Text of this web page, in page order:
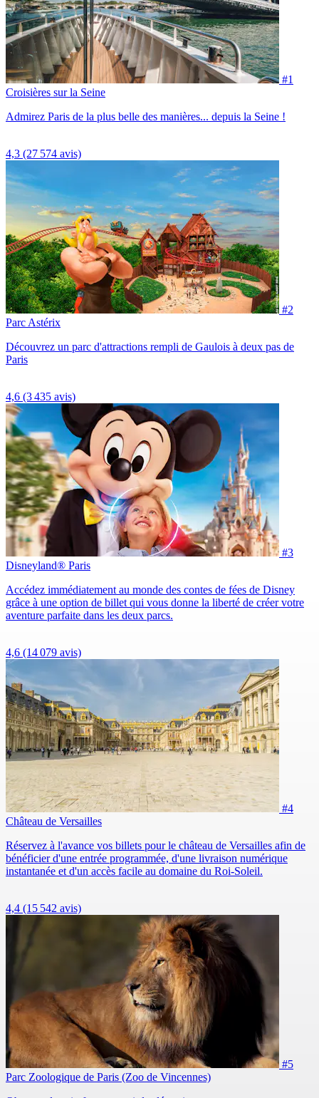
#1
Croisières sur la Seine
Admirez Paris de la plus belle des manières... depuis la Seine !
4,3 (27 574 avis)
#2
Parc Astérix
Découvrez un parc d'attractions rempli de Gaulois à deux pas de
Paris
4,6 (3 435 avis)
#3
Disneyland® Paris
Accédez immédiatement au monde des contes de fées de Disney
grâce à une option de billet qui vous donne la liberté de créer votre
aventure parfaite dans les deux parcs.
4,6 (14 079 avis)
#4
Château de Versailles
Réservez à l'avance vos billets pour le château de Versailles afin de
bénéficier d'une entrée programmée, d'une livraison numérique
instantanée et d'un accès facile au domaine du Roi-Soleil.
4,4 (15 542 avis)
#5
Parc Zoologique de Paris (Zoo de Vincennes)